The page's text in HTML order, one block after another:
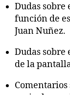
Dudas
función de
Juan Nuñez.
Dudas
de la